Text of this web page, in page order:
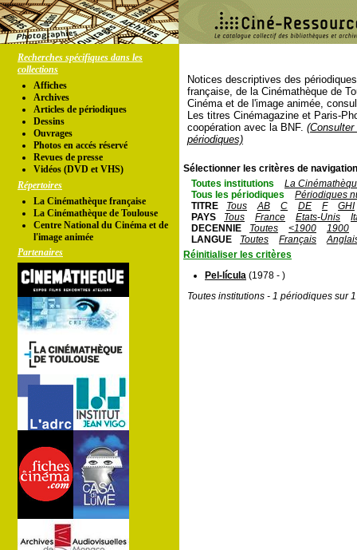
Recherches spécifiques dans les
collections
Affiches
Archives
Articles de périodiques
Dessins
Ouvrages
Photos en accés réservé
Revues de presse
Vidéos (DVD et VHS)
Répertoires
La Cinémathèque française
La Cinémathèque de Toulouse
Centre National du Cinéma et de
l'image animée
Partenaires
Notices descriptives des
française, de la Cinémathèque de
Cinéma et de l'image animée,
Les titres Cinémagazine et Paris-
coopération avec la BNF.
périodiques)
Sélectionner les critères de
Toutes institutions
La
Tous les périodiques
Périodiques
TITRE
Tous AB C DE F
GHI
PAYS
Tous France Etats-Unis
DECENNIE
Toutes <1900
1900
LANGUE
Toutes Français
Réinitialiser les critères
Pel-lícula (1978 - )
Toutes institutions - 1 périodiques sur